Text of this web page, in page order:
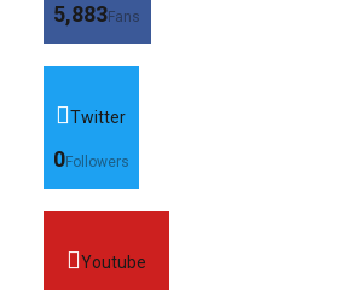
5,883Fans
Twitter
0Followers
Youtube